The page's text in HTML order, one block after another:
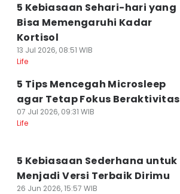
5 Kebiasaan Sehari-hari yang
Bisa Memengaruhi Kadar
Kortisol
13 Jul 2026, 08:51 WIB
Life
5 Tips Mencegah Microsleep
agar Tetap Fokus Beraktivitas
07 Jul 2026, 09:31 WIB
Life
5 Kebiasaan Sederhana untuk
Menjadi Versi Terbaik Dirimu
26 Jun 2026, 15:57 WIB